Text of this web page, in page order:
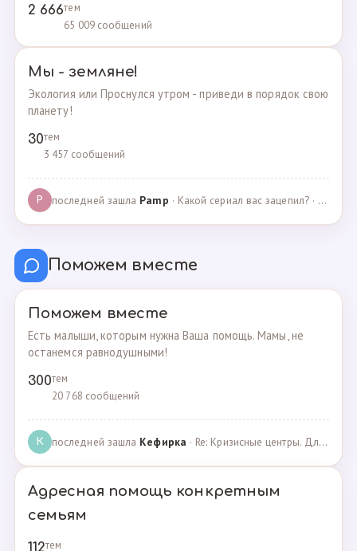
2 666тем
65 009 сообщений
Мы - земляне!
Экология или Проснулся утром - приведи в порядок свою
планету!
30тем
3 457 сообщений
P последней зашла Pamp · Какой сериал вас зацепил? · 07.05.2025
Поможем вместе
Поможем вместе
Есть малыши, которым нужна Ваша помощь. Мамы, не
останемся равнодушными!
300тем
20 768 сообщений
К последней зашла Кефирка · Re: Кризисные центры. Для женщин, попавших в трудн… · 06.03.2022
Адресная помощь конкретным
семьям
112тем